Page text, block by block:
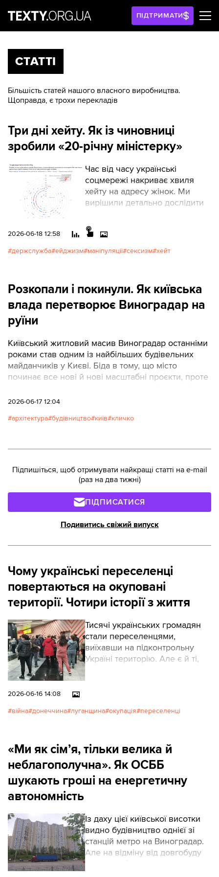
ПІДТРИМАТИ
СТАТТІ
Більшість статей нашого власного виробництва.
Щоправда, є трохи перекладів
Три дні хейту. Як із чиновниці
зробили «20-річну міністерку»
Час від часу українські
соцмережі накриває хвиля
хейту на адресу жінок. Ми
вирішили детально дослідити
держслужбовицю на не
топовій посаді, щоб зрозуміти
природу цього явища та
2026-06-18 12:58
держслужба ейджизм маніпуляції сексизм хейт
Розкопали і покинули. Як київська
влада перетворює Виноградар на
руїни
Київський житловий масив Виноградар останніми
роками став одним із найбільших будівельних
майданчиків у Києві. Біда в тому, що місто
починає все нові й нові масштабні проєкти, проте
2026-06-17 12:04
архітектура будівництво київ кличко
Підпишіться, щоб отримувати найкращі статті на e-mail
(раз на два тижні)
ПІДПИСАТИСЯ
Подивитись свіжий випуск
Чому українські переселенці
повертаються на окуповані
території. Чотири історії з життя
Тисячі українських громадян
стали переселенцями,
виїхавши на підконтрольну
Україні територію. Але є й ті,
велика картина війни.
2026-06-16 14:08
війна донеччина луганщина окупація переселенці
«Ми як сім’я, тільки велика й
неблагополучна». Як ОСББ
шукають гроші на енергетичну
автономність
Із даху цієї київської висотки
видно будівництво однієї зі
станцій метро на Виноградар.
Але на відміну від довгобуду